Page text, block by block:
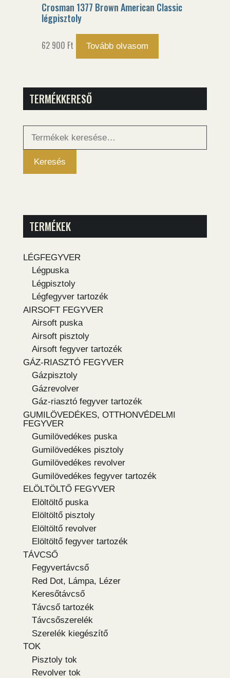
Crosman 1377 Brown American Classic
légpisztoly
62 900 Ft Tovább olvasom
TERMÉKKERESŐ
Keresés
Keresés
TERMÉKEK
LÉGFEGYVER
Légpuska
Légpisztoly
Légfegyver tartozék
AIRSOFT FEGYVER
Airsoft puska
Airsoft pisztoly
Airsoft fegyver tartozék
GÁZ-RIASZTÓ FEGYVER
Gázpisztoly
Gázrevolver
Gáz-riasztó fegyver tartozék
GUMILÖVEDÉKES, OTTHONVÉDELMI
FEGYVER
Gumilövedékes puska
Gumilövedékes pisztoly
Gumilövedékes revolver
Gumilövedékes fegyver tartozék
ELÖLTÖLTŐ FEGYVER
Elöltöltő puska
Elöltöltő pisztoly
Elöltöltő revolver
Elöltöltő fegyver tartozék
TÁVCSŐ
Fegyvertávcső
Red Dot, Lámpa, Lézer
Keresőtávcső
Távcső tartozék
Távcsőszerelék
Szerelék kiegészítő
TOK
Pisztoly tok
Revolver tok